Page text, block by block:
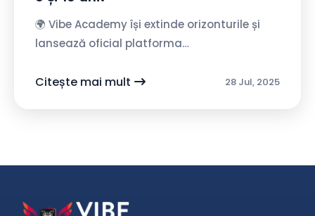
🌍 Vibe Academy își extinde orizonturile și
lansează oficial platforma
educațional modern, dedicat copiilor
Citește mai mult 28 Jul, 2025